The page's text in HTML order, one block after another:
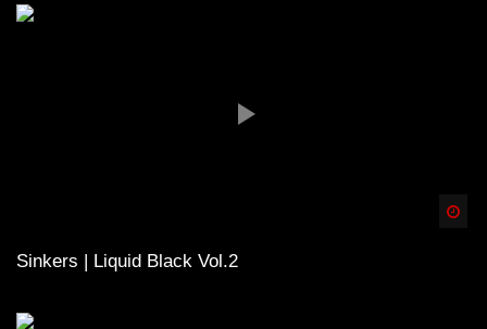
Sinkers | Liquid Black Vol.2